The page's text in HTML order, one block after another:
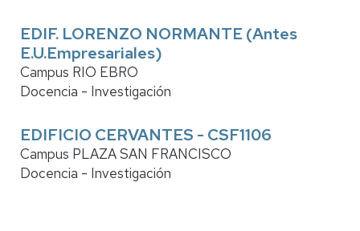
EDIF. LORENZO NORMANTE (Antes
E.U.Empresariales)
Campus RIO EBRO
Docencia - Investigación
EDIFICIO CERVANTES - CSF1106
Campus PLAZA SAN FRANCISCO
Docencia - Investigación